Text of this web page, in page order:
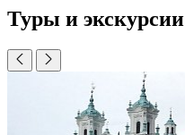
Туры и экскурсии